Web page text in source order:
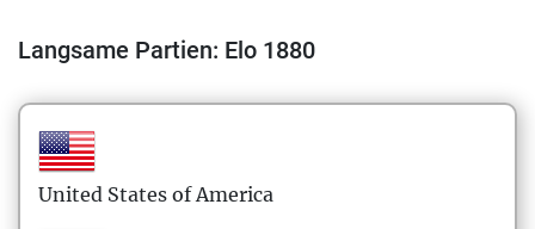
Langsame Partien: Elo 1880
United States of America